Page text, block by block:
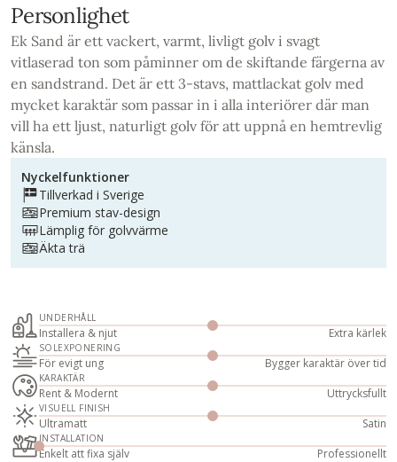
Personlighet
Ek Sand är ett vackert, varmt, livligt golv i svagt
vitlaserad ton som påminner om de skiftande färgerna av
en sandstrand. Det är ett 3-stavs, mattlackat golv med
mycket karaktär som passar in i alla interiörer där man
vill ha ett ljust, naturligt golv för att uppnå en hemtrevlig
känsla.
Nyckelfunktioner
Tillverkad i Sverige
Premium stav-design
Lämplig för golvvärme
Äkta trä
UNDERHÅLL
Installera & njut Extra kärlek
SOLEXPONERING
För evigt ung Bygger karaktär över tid
KARAKTÄR
Rent & Modernt Uttrycksfullt
VISUELL FINISH
Ultramatt Satin
INSTALLATION
Enkelt att fixa själv Professionellt